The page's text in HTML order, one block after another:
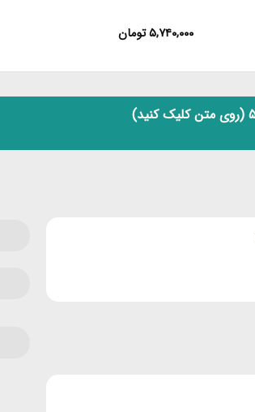
۵,۷۴۰,۰۰۰تومان
(روی متن کلیک کنید)